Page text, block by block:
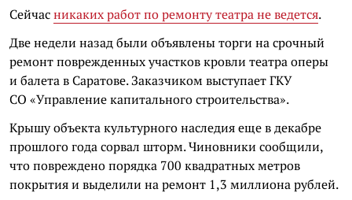
Сейчасникаких работ по ремонту театра не ведется.
Две недели назад были объявлены торги на срочный
ремонт поврежденных участков кровли театра оперы
и балета в Саратове. Заказчиком выступает ГКУ
СО «Управление капитального строительства».
Крышу объекта культурного наследия еще в декабре
прошлого года сорвал шторм. Чиновники сообщили,
что повреждено порядка 700 квадратных метров
покрытия и выделили на ремонт 1,3 миллиона рублей.